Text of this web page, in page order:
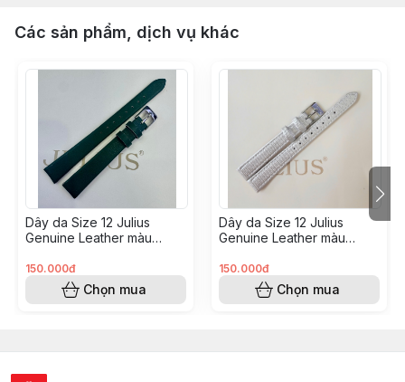
Các sản phẩm, dịch vụ khác
Dây da Size 12 Julius
Genuine Leather màu
150.000đ
Chọn mua
Dây da Size 12 Julius
Genuine Leather màu
150.000đ
Chọn mua